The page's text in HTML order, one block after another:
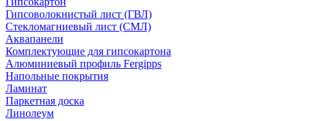
Гипсоволокнистый лист (ГВЛ)
Стекломагниевый лист (СМЛ)
Аквапанели
Комплектующие для гипсокартона
Алюминиевый профиль Fergipps
Напольные покрытия
Ламинат
Паркетная доска
Линолеум